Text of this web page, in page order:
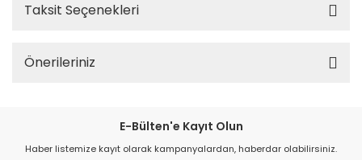
Taksit Seçenekleri
Önerileriniz
E-Bülten'e Kayıt Olun
Haber listemize kayıt olarak kampanyalardan, haberdar olabilirsiniz.